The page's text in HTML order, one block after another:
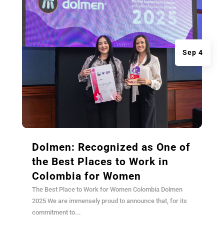
Dolmen: Recognized as One of
the Best Places to Work in
Colombia for Women
Sep 4
The Best Place to Work for Women Colombia Dolmen
2025 We are immensely proud to announce that, for its
commitment to...